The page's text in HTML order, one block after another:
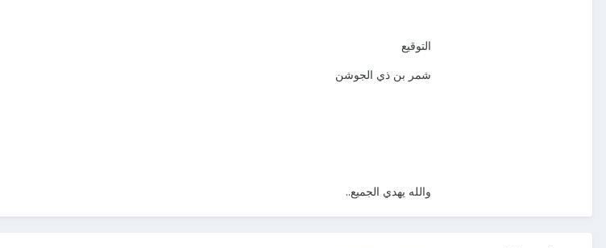
التوقيع
شمر بن ذي الجوشن
والله يهدي الجميع..